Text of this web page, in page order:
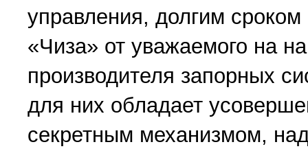
управления, долгим
«Чиза» от уважаемого на
производителя запорных
для них обладает
секретным механизмом,